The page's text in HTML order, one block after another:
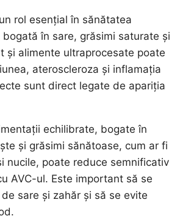
rol esențial în sănătatea
în sare, grăsimi saturate și
și alimente ultraprocesate poate
ateroscleroza și inflamația
sunt direct legate de apariția
echilibrate, bogate în
și grăsimi sănătoase, cum ar fi
nucile, poate reduce semnificativ
AVC-ul. Este important să se
sare și zahăr și să se evite